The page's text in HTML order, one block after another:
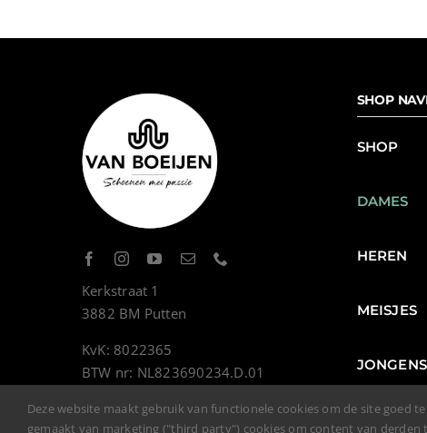
Kerkstraat 1
3882 BM Putten
KvK: 8022365
BTW nr: NL823690234.D.01
SHOP
SHOP
DAMES
HEREN
MEISJES
JONGENS
Deze website maakt gebruik van functionele cookies om de site goed
gemaakt van marketing ("third party") cookies om content van derden